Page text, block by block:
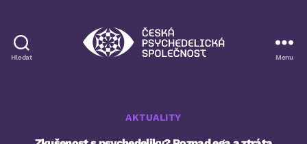
Hledat Menu
Rubriky
AKTUALITY